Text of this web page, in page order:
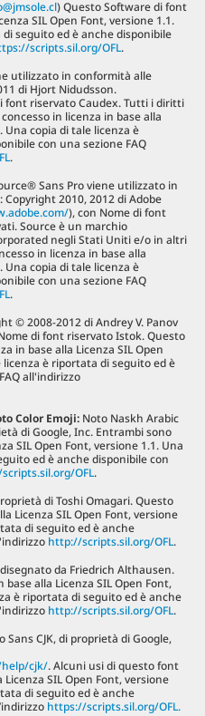
) Questo Software di font
SIL Open Font, versione 1.1.
seguito ed è anche disponibile
scripts.sil.org/OFL.
utilizzato in conformità alle
di Hjort Nidudsson.
font riservato Caudex. Tutti i diritti
in licenza in base alla
Una copia di tale licenza è
con una sezione FAQ
.
Sans Pro viene utilizzato in
2010, 2012 di Adobe
), con Nome di font
Source è un marchio
negli Stati Uniti e/o in altri
in licenza in base alla
Una copia di tale licenza è
con una sezione FAQ
.
© 2008-2012 di Andrey V. Panov
di font riservato Istok. Questo
in base alla Licenza SIL Open
licenza è riportata di seguito ed è
all'indirizzo
Color Emoji: Noto Naskh Arabic
di Google, Inc. Entrambi sono
SIL Open Font, versione 1.1. Una
ed è anche disponibile con
OFL.
di Toshi Omagari. Questo
Licenza SIL Open Font, versione
di seguito ed è anche
http://scripts.sil.org/OFL.
da Friedrich Althausen.
alla Licenza SIL Open Font,
è riportata di seguito ed è anche
http://scripts.sil.org/OFL.
Sans CJK, di proprietà di Google,
cjk/. Alcuni usi di questo font
SIL Open Font, versione
di seguito ed è anche
https://scripts.sil.org/OFL.